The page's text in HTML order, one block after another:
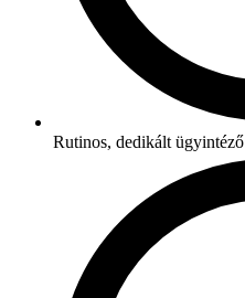
Rutinos, dedikált ügyintéző